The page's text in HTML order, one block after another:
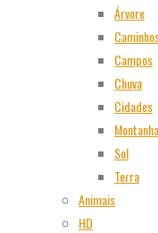
Árvore
Campos
Chuva
Cidades
Sol
Terra
Animais
HD